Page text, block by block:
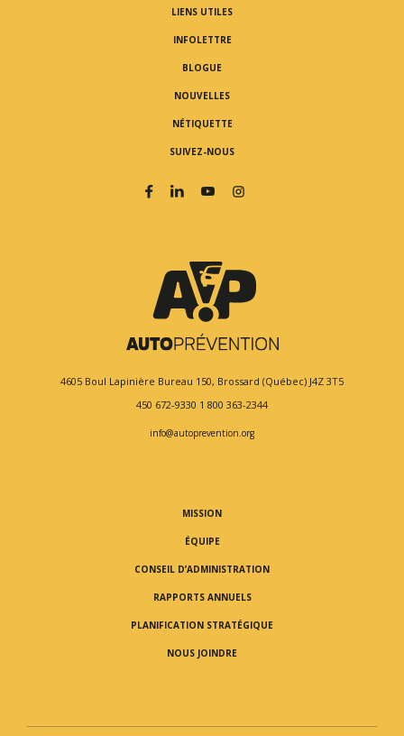
4605 Boul Lapinière Bureau 150, Brossard (Québec) J4Z 3T5
450 672-9330 1 800 363-2344
info@autoprevention.org
MISSION
ÉQUIPE
CONSEIL D’ADMINISTRATION
RAPPORTS ANNUELS
PLANIFICATION STRATÉGIQUE
NOUS JOINDRE
LIENS UTILES
INFOLETTRE
BLOGUE
NOUVELLES
NÉTIQUETTE
SUIVEZ-NOUS